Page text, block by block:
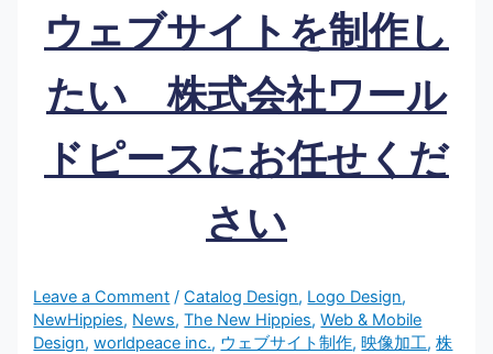
ウェブサイトを制作し
たい 株式会社ワール
ドピースにお任せくだ
さい
Leave a Comment /Catalog Design, Logo Design,
NewHippies, News,The New Hippies,Web & Mobile
Design,worldpeace inc., ウェブサイト制作,映像加工,株